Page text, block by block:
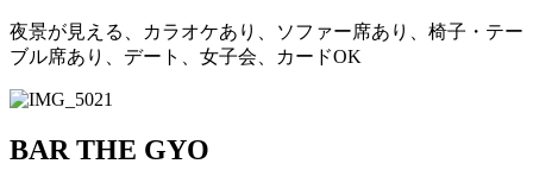
夜景が見える、カラオケあり、ソファー席あり、椅子・テー
ブル席あり、デート、女子会、カードOK
BAR THE GYO